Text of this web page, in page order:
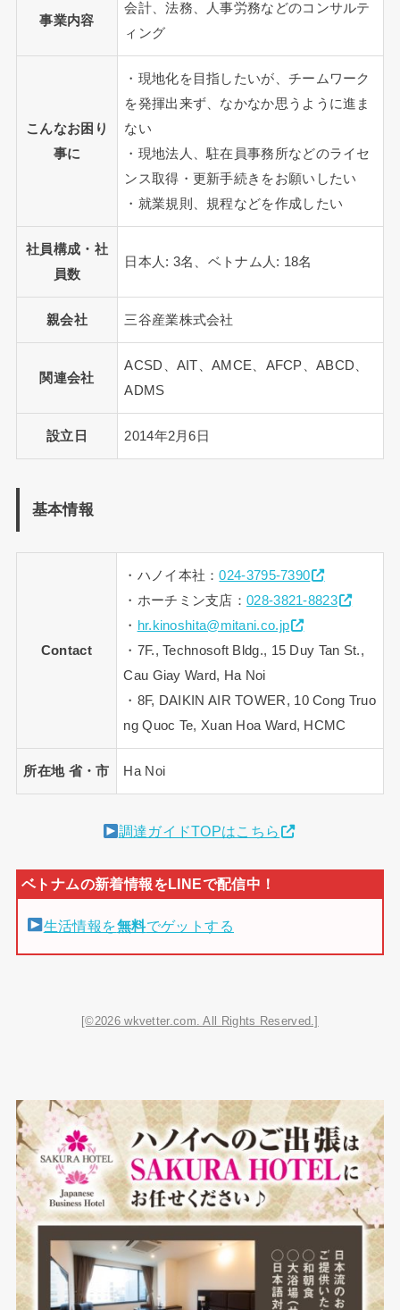
事業内容
会計、法務、人事労務などのコンサルテ
ィング
こんなお困り
事に
・現地化を目指したいが、チームワーク
を発揮出来ず、なかなか思うように進ま
ない
・現地法人、駐在員事務所などのライセ
ンス取得・更新手続きをお願いしたい
・就業規則、規程などを作成したい
社員構成・社
員数
日本人: 3名、ベトナム人: 18名
親会社 三谷産業株式会社
関連会社
ACSD、AIT、AMCE、AFCP、ABCD、
ADMS
設立日 2014年2月6日
基本情報
Contact
・ハノイ本社：024-3795-7390
・ホーチミン支店：028-3821-8823
・ hr.kinoshita@mitani.co.jp
・7F., Technosoft Bldg., 15 Duy Tan St.,
Cau Giay Ward, Ha Noi
・8F, DAIKIN AIR TOWER, 10 Cong Truo
ng Quoc Te, Xuan Hoa Ward, HCMC
所在地 省・市 Ha Noi
調達ガイドTOPはこちら
生活情報を無料でゲットする
[©2026 wkvetter.com. All Rights Reserved.]